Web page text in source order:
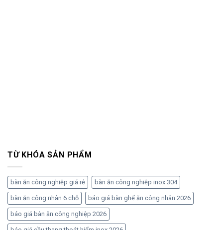
TỪ KHÓA SẢN PHẨM
bàn ăn công nghiệp giá rẻ bàn ăn công nghiệp inox 304
bàn ăn công nhân 6 chỗ báo giá bàn ghế ăn công nhân 2026
báo giá bàn ăn công nghiệp 2026